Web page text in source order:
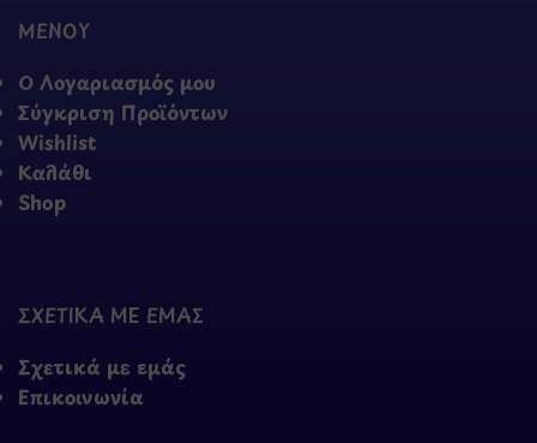
ΜΕΝΟΥ
Ο Λογαριασμός μου
Σύγκριση Προϊόντων
Wishlist
Καλάθι
Shop
ΣΧΕΤΙΚΑ ΜΕ ΕΜΑΣ
Σχετικά με εμάς
Επικοινωνία